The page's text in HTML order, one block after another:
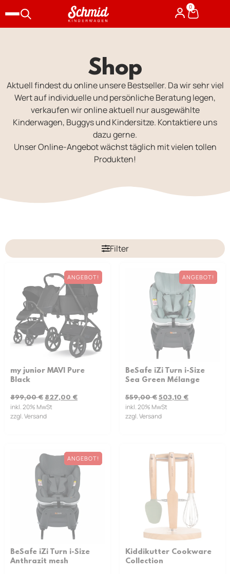
0
Shop
Aktuell findest du online unsere Bestseller. Da wir sehr viel
Wert auf individuelle und persönliche Beratung legen,
verkaufen wir online aktuell nur ausgewählte
Kinderwagen, Buggys und Kindersitze. Kontaktiere uns
dazu gerne.
Unser Online-Angebot wächst täglich mit vielen tollen
Produkten!
Filter
ANGEBOT!
my junior MAVI Pure
Black
899,00€ 827,00 €
inkl. 20% MwSt
zzgl. Versand
ANGEBOT!
BeSafe iZi Turn i-Size
Sea Green Mélange
559,00€ 503,10 €
inkl. 20% MwSt
zzgl. Versand
ANGEBOT!
BeSafe iZi Turn i-Size
Anthrazit mesh
Kiddikutter Cookware
Collection